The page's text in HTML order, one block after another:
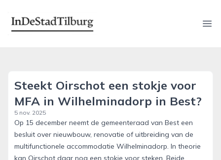
indestadtilburg.nl
Steekt Oirschot een stokje voor
MFA in Wilhelminadorp in Best?
5 nov. 2025
Op 15 december neemt de gemeenteraad van Best een
besluit over nieuwbouw, renovatie of uitbreiding van de
multifunctionele accommodatie Wilhelminadorp. In theorie
kan Oirschot daar nog een stokje voor steken. Beide